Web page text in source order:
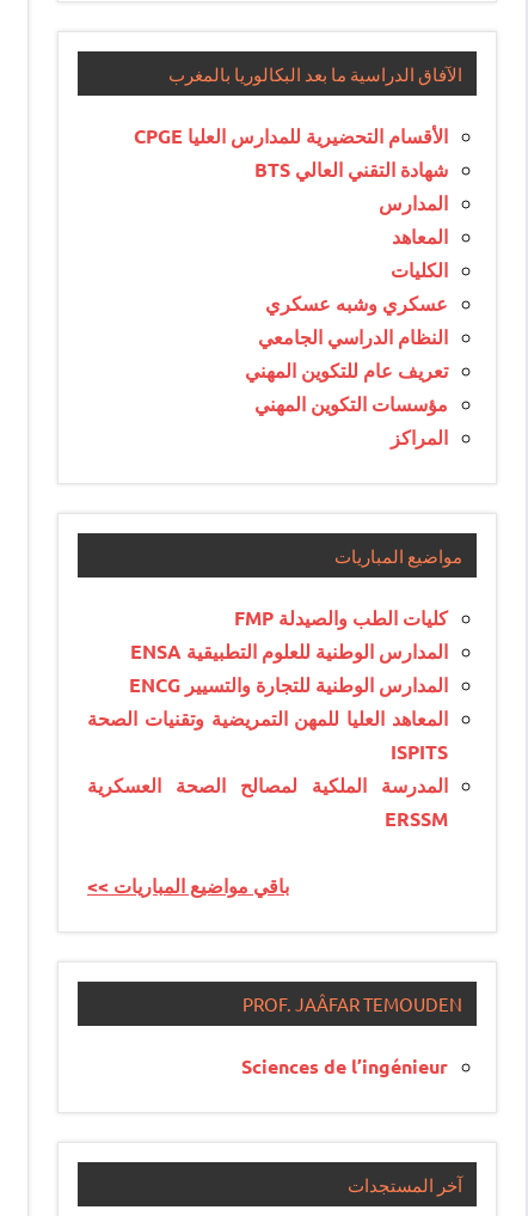
الآفاق الدراسية ما بعد البكالوريا بالمغرب
الأقسام التحضيرية للمدارس العليا CPGE
شهادة التقني العالي BTS
المدارس
المعاهد
الكليات
عسكري وشبه عسكري
النظام الدراسي الجامعي
تعريف عام للتكوين المهني
مؤسسات التكوين المهني
المراكز
مواضيع المباريات
كليات الطب والصيدلة FMP
المدارس الوطنية للعلوم التطبيقية ENSA
المدارس الوطنية للتجارة والتسيير ENCG
المعاهد العليا للمهن التمريضية وتقنيات الصحة
ISPITS
المدرسة الملكية لمصالح الصحة العسكرية
ERSSM
<< باقي مواضيع المباريات
PROF. JAÂFAR TEMOUDEN
Sciences de l’ingénieur
آخر المستجدات